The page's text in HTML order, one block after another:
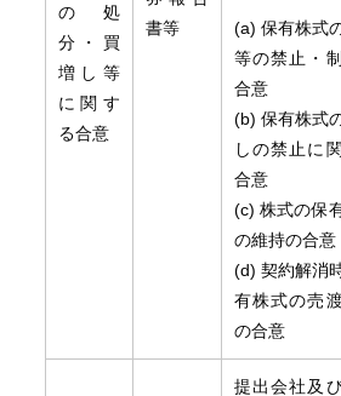
の処
分・買
増し等
に関す
る合意
書等
(a) 保有株式
等の禁止・
合意
(b) 保有株式
しの禁止に
合意
(c) 株式の保
の維持の合意
(d) 契約解消
有株式の売
の合意
提出会社及